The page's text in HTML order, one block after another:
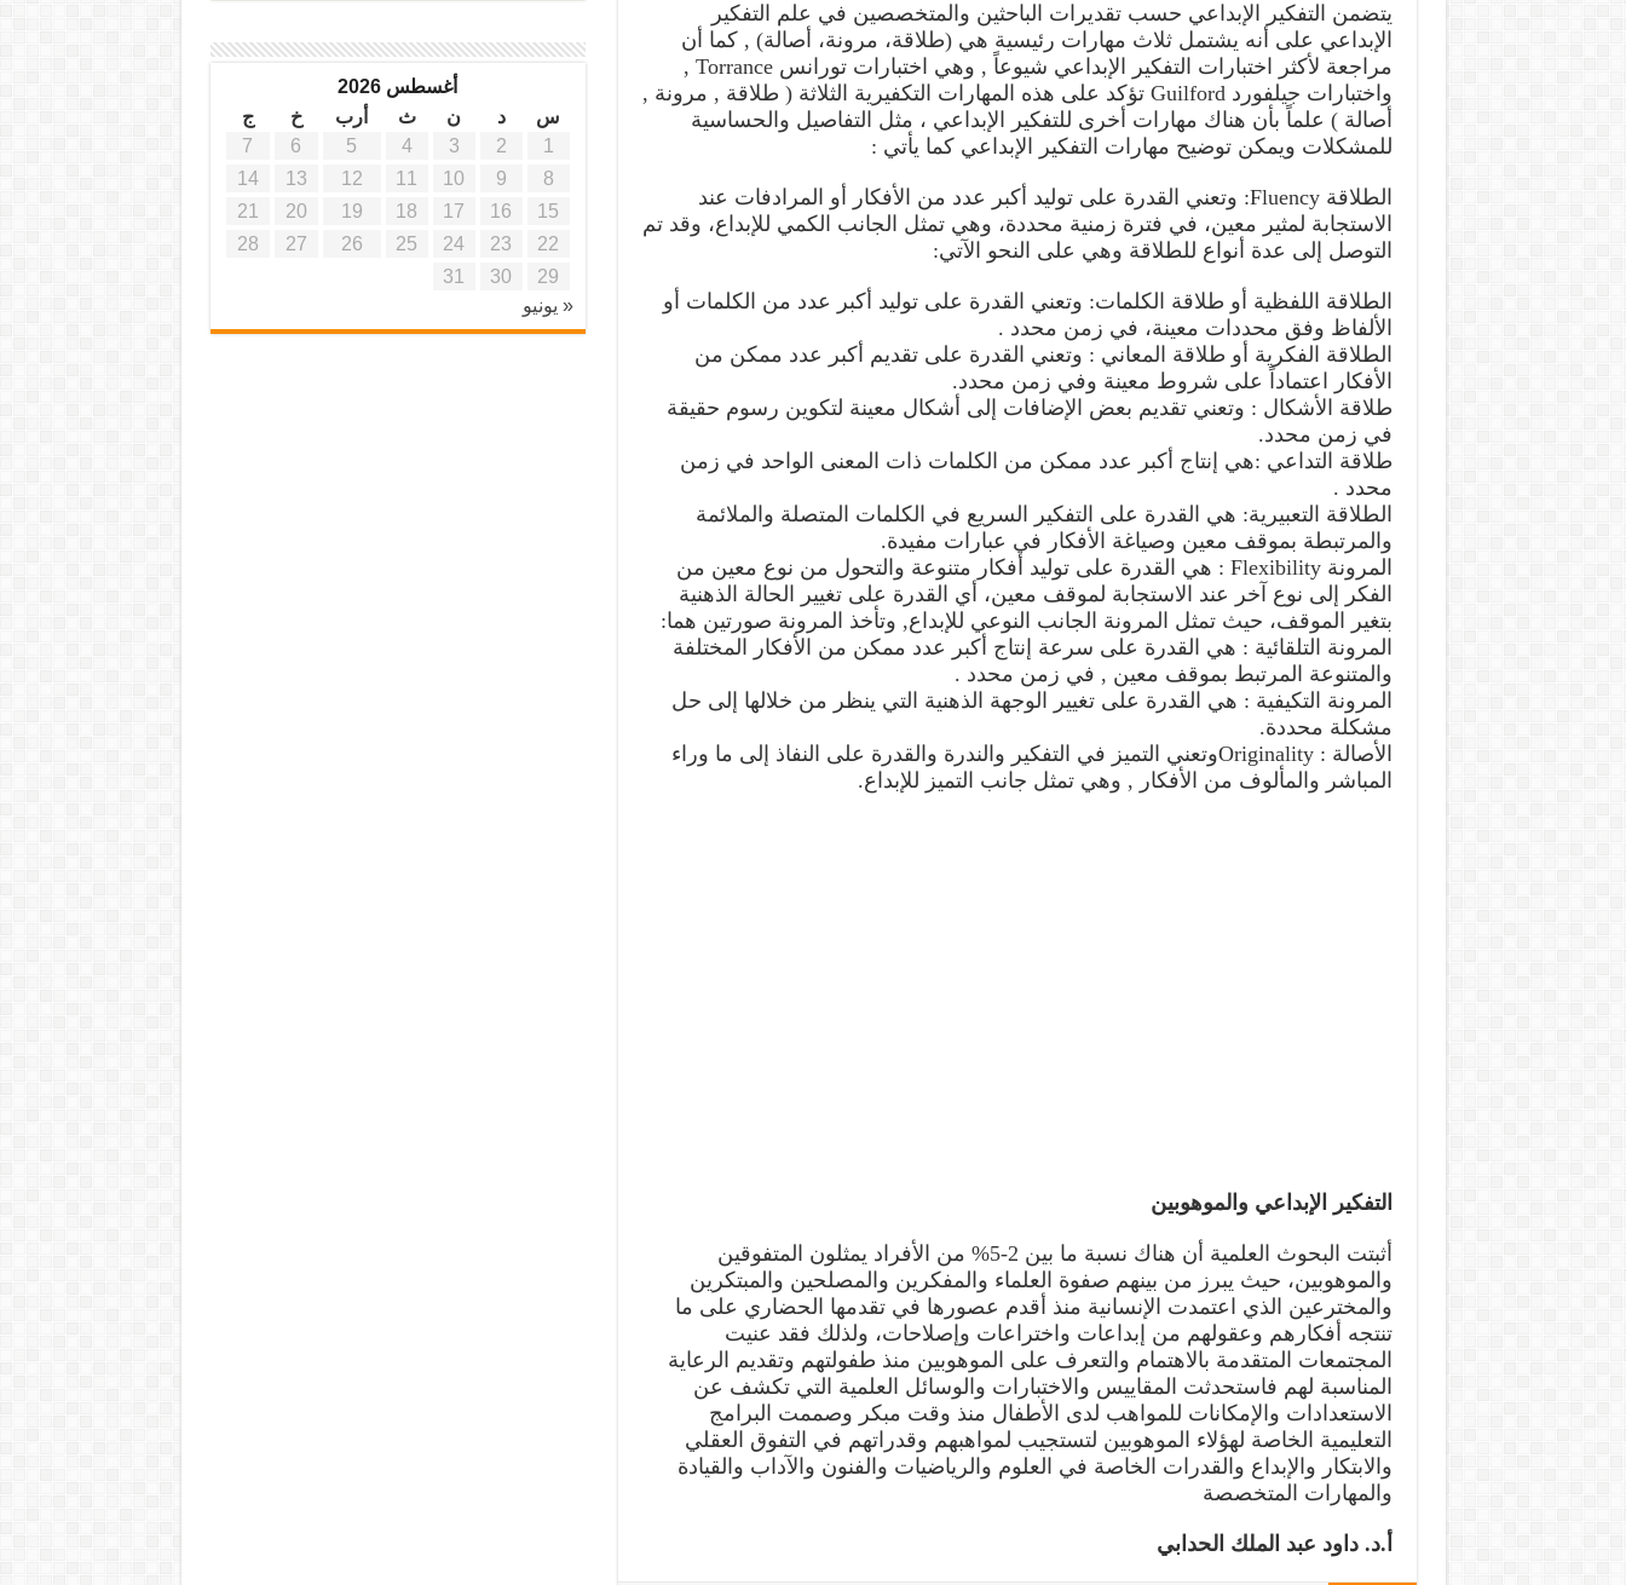
يتضمن التفكير الإبداعي حسب تقديرات الباحثين والمتخصصين في علم التفكير
الإبداعي على أنه يشتمل ثلاث مهارات رئيسية هي (طلاقة، مرونة، أصالة) , كما أن
مراجعة لأكثر اختبارات التفكير الإبداعي شيوعاً , وهي اختبارات تورانس Torrance ,
واختبارات جيلفورد Guilford تؤكد على هذه المهارات التكفيرية الثلاثة ( طلاقة , مرونة ,
أصالة ) علماً بأن هناك مهارات أخرى للتفكير الإبداعي ، مثل التفاصيل والحساسية
للمشكلات ويمكن توضيح مهارات التفكير الإبداعي كما يأتي :
الطلاقة Fluency: وتعني القدرة على توليد أكبر عدد من الأفكار أو المرادفات عند
الاستجابة لمثير معين، في فترة زمنية محددة، وهي تمثل الجانب الكمي للإبداع، وقد تم
التوصل إلى عدة أنواع للطلاقة وهي على النحو الآتي:
الطلاقة اللفظية أو طلاقة الكلمات: وتعني القدرة على توليد أكبر عدد من الكلمات أو
الألفاظ وفق محددات معينة، في زمن محدد .
الطلاقة الفكرية أو طلاقة المعاني : وتعني القدرة على تقديم أكبر عدد ممكن من
الأفكار اعتماداً على شروط معينة وفي زمن محدد.
طلاقة الأشكال : وتعني تقديم بعض الإضافات إلى أشكال معينة لتكوين رسوم حقيقة
في زمن محدد.
طلاقة التداعي :هي إنتاج أكبر عدد ممكن من الكلمات ذات المعنى الواحد في زمن
محدد .
الطلاقة التعبيرية: هي القدرة على التفكير السريع في الكلمات المتصلة والملائمة
والمرتبطة بموقف معين وصياغة الأفكار في عبارات مفيدة.
المرونة Flexibility : هي القدرة على توليد أفكار متنوعة والتحول من نوع معين من
الفكر إلى نوع آخر عند الاستجابة لموقف معين، أي القدرة على تغيير الحالة الذهنية
بتغير الموقف، حيث تمثل المرونة الجانب النوعي للإبداع, وتأخذ المرونة صورتين هما:
المرونة التلقائية : هي القدرة على سرعة إنتاج أكبر عدد ممكن من الأفكار المختلفة
والمتنوعة المرتبط بموقف معين , في زمن محدد .
المرونة التكيفية : هي القدرة على تغيير الوجهة الذهنية التي ينظر من خلالها إلى حل
مشكلة محددة.
الأصالة : Originalityوتعني التميز في التفكير والندرة والقدرة على النفاذ إلى ما وراء
المباشر والمألوف من الأفكار , وهي تمثل جانب التميز للإبداع.
التفكير الإبداعي والموهوبين
أثبتت البحوث العلمية أن هناك نسبة ما بين 2-5% من الأفراد يمثلون المتفوقين
والموهوبين، حيث يبرز من بينهم صفوة العلماء والمفكرين والمصلحين والمبتكرين
والمخترعين الذي اعتمدت الإنسانية منذ أقدم عصورها في تقدمها الحضاري على ما
تنتجه أفكارهم وعقولهم من إبداعات واختراعات وإصلاحات، ولذلك فقد عنيت
المجتمعات المتقدمة بالاهتمام والتعرف على الموهوبين منذ طفولتهم وتقديم الرعاية
المناسبة لهم فاستحدثت المقاييس والاختبارات والوسائل العلمية التي تكشف عن
الاستعدادات والإمكانات للمواهب لدى الأطفال منذ وقت مبكر وصممت البرامج
التعليمية الخاصة لهؤلاء الموهوبين لتستجيب لمواهبهم وقدراتهم في التفوق العقلي
والابتكار والإبداع والقدرات الخاصة في العلوم والرياضيات والفنون والآداب والقيادة
والمهارات المتخصصة
أ.د. داود عبد الملك الحدابي
أغسطس 2026
س
د ن ث أرب خ
ج
1
2
3
4
5
6
7
8
9
10
11
12
13
14
15
16
17
18
19
20
21
22
23
24
25
26
27
28
29
30
31
« يونيو